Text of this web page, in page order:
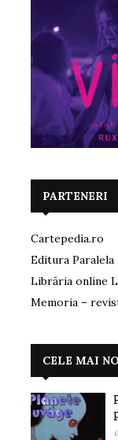
PARTENERI
Cartepedia.ro
Editura Paralela
Librăria online
Memoria –
CELE MAI